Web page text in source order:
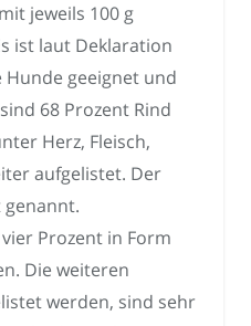
jeweils 100 g
ist laut Deklaration
geeignet und
68 Prozent Rind
Herz, Fleisch,
aufgelistet. Der
genannt.
Prozent in Form
Die weiteren
werden, sind sehr